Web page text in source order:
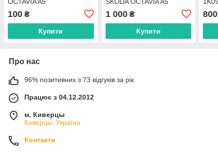
100 ₴
Купити
1 000₴
Купити
800
Про нас
96% позитивних з 73 відгуків за рік
Працює з 04.12.2012
м. Киверцы
Киверцы, Україна
Контакти